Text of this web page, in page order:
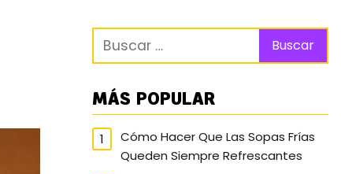
MÁS POPULAR
Cómo Hacer Que Las Sopas Frías
Queden Siempre Refrescantes